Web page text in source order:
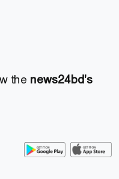
the news24bd's